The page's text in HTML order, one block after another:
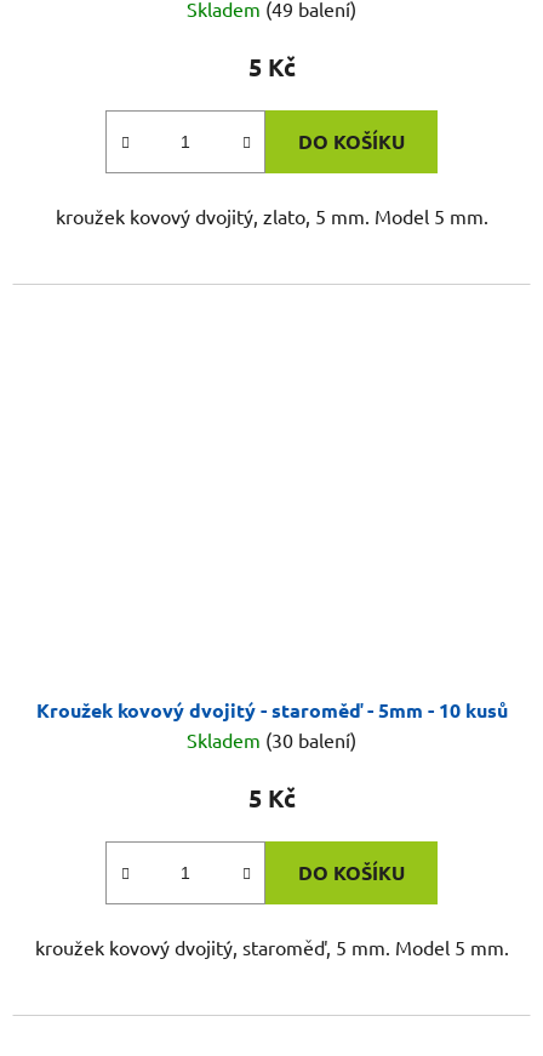
Skladem (49 balení)
5 Kč
DO KOŠÍKU
kroužek kovový dvojitý, zlato, 5 mm. Model 5 mm.
Kroužek kovový dvojitý - staroměď - 5mm - 10 kusů
Skladem (30 balení)
5 Kč
DO KOŠÍKU
kroužek kovový dvojitý, staroměď, 5 mm. Model 5 mm.